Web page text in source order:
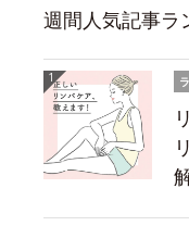
週間人気記事ラ